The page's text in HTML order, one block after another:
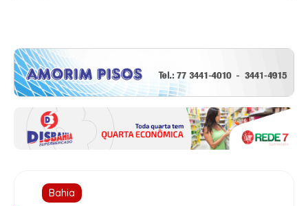
Bahia